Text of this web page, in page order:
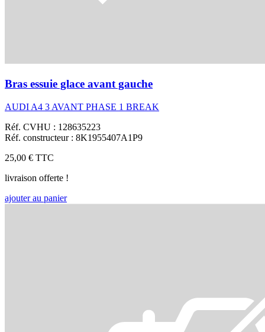
Bras essuie glace avant gauche
AUDI A4 3 AVANT PHASE 1 BREAK
Réf. CVHU : 128635223
Réf. constructeur : 8K1955407A1P9
25,00 € TTC
livraison offerte !
ajouter au panier